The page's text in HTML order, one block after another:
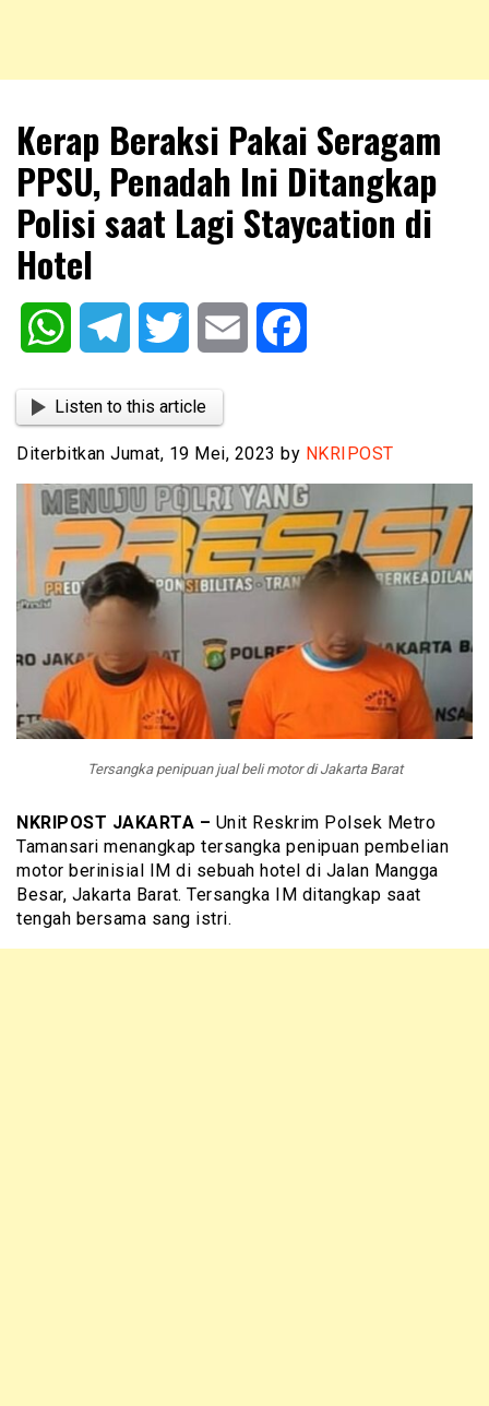
NKRIPOST
Kerap Beraksi Pakai Seragam
PPSU, Penadah Ini Ditangkap
Polisi saat Lagi Staycation di
Hotel
WhatsAppTelegram Twitter Email
Listen to this article
Diterbitkan Jumat, 19 Mei, 2023 by NKRIPOST
Tersangka penipuan jual beli motor di Jakarta Barat
NKRIPOST JAKARTA – Unit Reskrim Polsek Metro
Tamansari menangkap tersangka penipuan pembelian
motor berinisial IM di sebuah hotel di Jalan Mangga
Besar, Jakarta Barat. Tersangka IM ditangkap saat
tengah bersama sang istri.